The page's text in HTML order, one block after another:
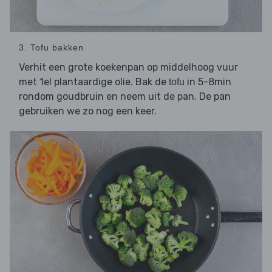
3. Tofu bakken
Verhit een grote koekenpan op middelhoog vuur
met 1el plantaardige olie. Bak de tofu in 5-8min
rondom goudbruin en neem uit de pan. De pan
gebruiken we zo nog een keer.